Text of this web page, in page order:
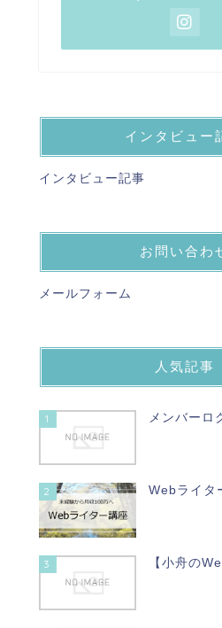
インタビュー
インタビュー記事
お問い合わ
メールフォーム
人気記事
1 メンバーロ
2 Webライタ
3 【小舟の